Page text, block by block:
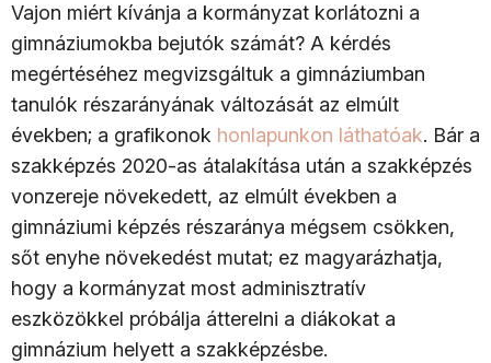
Vajon miért kívánja a kormányzat korlátozni a
gimnáziumokba bejutók számát? A kérdés
megértéséhez megvizsgáltuk a gimnáziumban
tanulók részarányának változását az elmúlt
években; a grafikonok honlapunkon láthatóak. Bár a
szakképzés 2020-as átalakítása után a szakképzés
vonzereje növekedett, az elmúlt években a
gimnáziumi képzés részaránya mégsem csökken,
sőt enyhe növekedést mutat; ez magyarázhatja,
hogy a kormányzat most adminisztratív
eszközökkel próbálja átterelni a diákokat a
gimnázium helyett a szakképzésbe.